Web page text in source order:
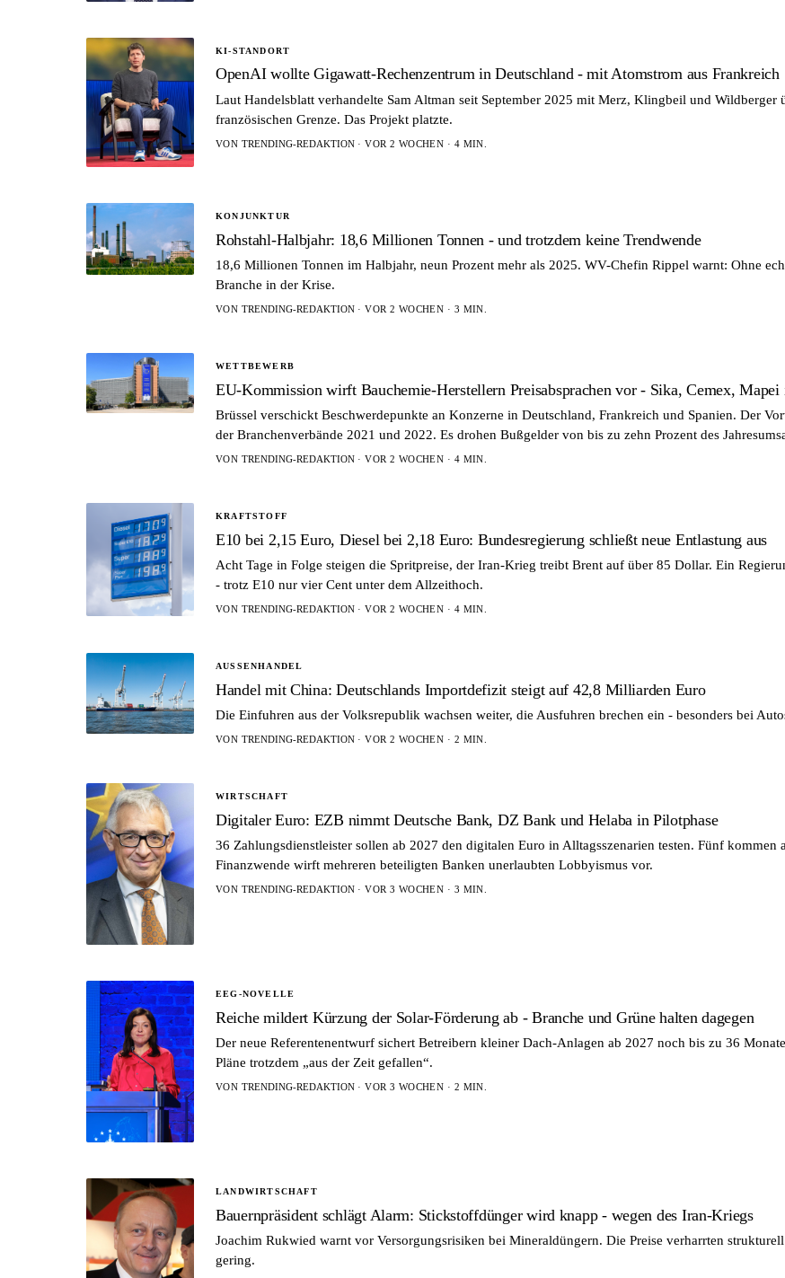
KI-STANDORT
OpenAI wollte Gigawatt-Rechenzentrum in Deutschland - mit Atomstrom aus Frankreich
Laut Handelsblatt verhandelte Sam Altman seit September 2025 mit Merz, Klingbeil und
französischen Grenze. Das Projekt platzte.
VON TRENDING-REDAKTION· VOR 2 WOCHEN · 4 MIN.
KONJUNKTUR
Rohstahl-Halbjahr: 18,6 Millionen Tonnen - und trotzdem keine Trendwende
18,6 Millionen Tonnen im Halbjahr, neun Prozent mehr als 2025. WV-Chefin Rippel warnt: Ohne
Branche in der Krise.
VON TRENDING-REDAKTION· VOR 2 WOCHEN · 3 MIN.
WETTBEWERB
EU-Kommission wirft Bauchemie-Herstellern Preisabsprachen vor - Sika, Cemex,
Brüssel verschickt Beschwerdepunkte an Konzerne in Deutschland, Frankreich und Spanien. Der
der Branchenverbände 2021 und 2022. Es drohen Bußgelder von bis zu zehn Prozent des
VON TRENDING-REDAKTION· VOR 2 WOCHEN · 4 MIN.
KRAFTSTOFF
E10 bei 2,15 Euro, Diesel bei 2,18 Euro: Bundesregierung schließt neue Entlastung aus
Acht Tage in Folge steigen die Spritpreise, der Iran-Krieg treibt Brent auf über 85 Dollar. Ein
- trotz E10 nur vier Cent unter dem Allzeithoch.
VON TRENDING-REDAKTION· VOR 2 WOCHEN · 4 MIN.
AUSSENHANDEL
Handel mit China: Deutschlands Importdefizit steigt auf 42,8 Milliarden Euro
Die Einfuhren aus der Volksrepublik wachsen weiter, die Ausfuhren brechen ein - besonders bei
VON TRENDING-REDAKTION· VOR 2 WOCHEN · 2 MIN.
WIRTSCHAFT
Digitaler Euro: EZB nimmt Deutsche Bank, DZ Bank und Helaba in Pilotphase
36 Zahlungsdienstleister sollen ab 2027 den digitalen Euro in Alltagsszenarien testen. Fünf
Finanzwende wirft mehreren beteiligten Banken unerlaubten Lobbyismus vor.
VON TRENDING-REDAKTION· VOR 3 WOCHEN · 3 MIN.
EEG-NOVELLE
Reiche mildert Kürzung der Solar-Förderung ab - Branche und Grüne halten dagegen
Der neue Referentenentwurf sichert Betreibern kleiner Dach-Anlagen ab 2027 noch bis zu 36
Pläne trotzdem „aus der Zeit gefallen“.
VON TRENDING-REDAKTION· VOR 3 WOCHEN · 2 MIN.
LANDWIRTSCHAFT
Bauernpräsident schlägt Alarm: Stickstoffdünger wird knapp - wegen des Iran-Kriegs
Joachim Rukwied warnt vor Versorgungsrisiken bei Mineraldüngern. Die Preise verharrten
gering.